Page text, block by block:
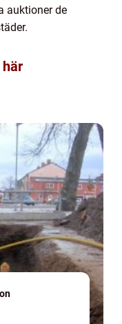
auktioner de